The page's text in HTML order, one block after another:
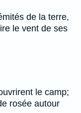
de la terre,
le vent de ses
le camp;
rosée autour